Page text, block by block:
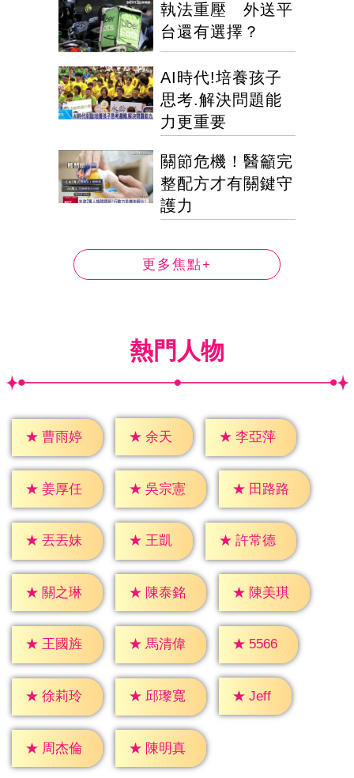
執法重壓 外送平
台還有選擇？
AI時代!培養孩子
思考.解決問題能
力更重要
關節危機！醫籲完
整配方才有關鍵守
護力
更多焦點+
熱門人物
★ 曹雨婷 ★ 余天 ★ 李亞萍
★ 姜厚任 ★ 吳宗憲 ★ 田路路
★ 丟丟妹 ★ 王凱 ★ 許常德
★ 關之琳 ★ 陳泰銘 ★ 陳美琪
★ 王國旌 ★ 馬清偉 ★ 5566
★ 徐莉玲 ★ 邱瓈寬 ★ Jeff
★ 周杰倫 ★ 陳明真